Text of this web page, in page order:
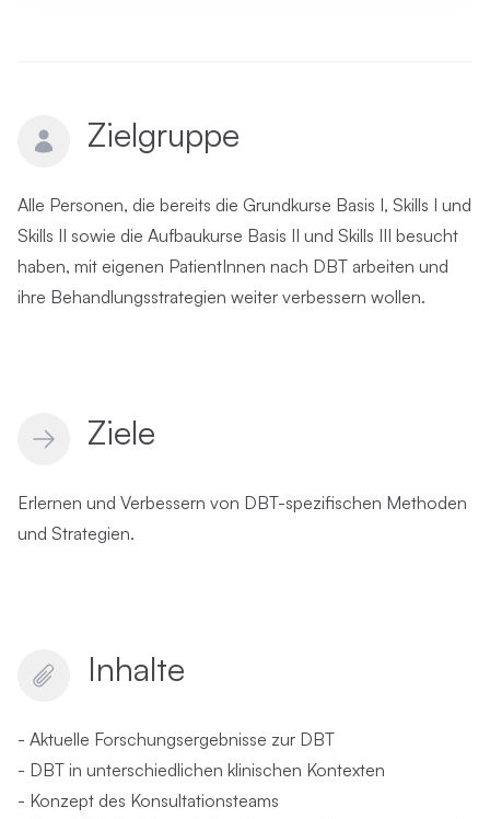
Zielgruppe
Alle Personen, die bereits die Grundkurse Basis I, Skills I und
Skills II sowie die Aufbaukurse Basis II und Skills III besucht
haben, mit eigenen PatientInnen nach DBT arbeiten und
ihre Behandlungsstrategien weiter verbessern wollen.
Ziele
Erlernen und Verbessern von DBT-spezifischen Methoden
und Strategien.
Inhalte
- Aktuelle Forschungsergebnisse zur DBT
- DBT in unterschiedlichen klinischen Kontexten
- Konzept des Konsultationsteams